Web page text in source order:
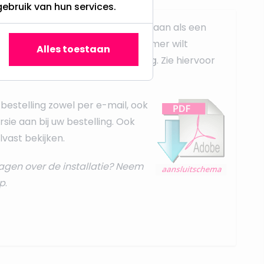
sluit u op dezelfde manier aan als een
meerdere spots achter één dimmer wilt
parallel schakeling. Zie hiervoor
instructies.
zowel per e-mail, ook
aan bij uw bestelling. Ook
bekijken.
over de installatie? Neem
.
van hun services.
Alles toestaan